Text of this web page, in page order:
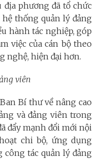
phương đã tổ chức
thống quản lý đảng
hành tác nghiệp, góp
việc của cán bộ theo
nghệ, hiện đại hơn.
viên
Bí thư về nâng cao
và đảng viên trong
đẩy mạnh đổi mới nội
chi bộ, ứng dụng
tác quản lý đảng